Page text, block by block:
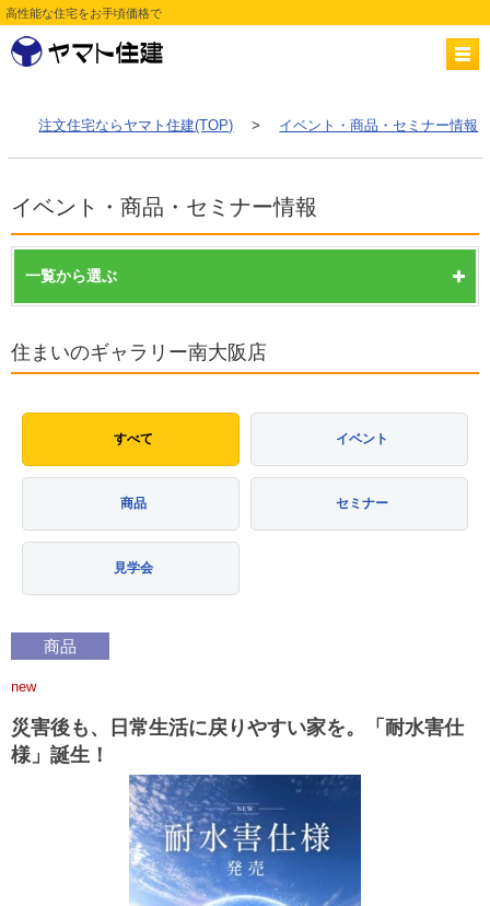
高性能な住宅をお手頃価格で
注文住宅ならヤマト住建(TOP) > イベント・商品・セミナー情報
イベント・商品・セミナー情報
一覧から選ぶ
住まいのギャラリー南大阪店
すべて イベント
商品 セミナー
見学会
商品
new
災害後も、日常生活に戻りやすい家を。「耐水害仕
様」誕生！